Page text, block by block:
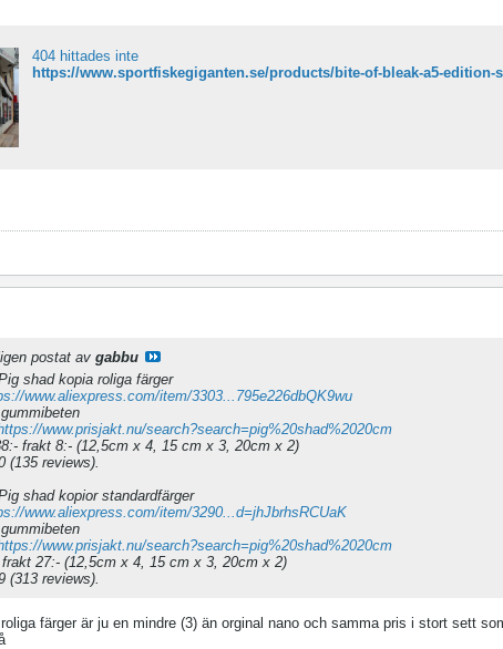
404 hittades inte
postat av gabbu
shad kopia roliga färger
www.aliexpress.com/item/3303...795e226dbQK9wu
www.prisjakt.nu/search?search=pig%20shad%2020cm
frakt 8:- (12,5cm x 4, 15 cm x 3, 20cm x 2)
(135 reviews).
shad kopior standardfärger
www.aliexpress.com/item/3290...d=jhJbrhsRCUaK
www.prisjakt.nu/search?search=pig%20shad%2020cm
27:- (12,5cm x 4, 15 cm x 3, 20cm x 2)
(313 reviews).
färger är ju en mindre (3) än orginal nano och samma pris i stort sett